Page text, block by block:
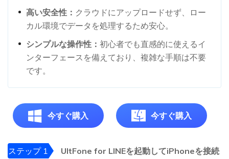
高い安全性： クラウドにアップロードせず、ロー
カル環境でデータを処理するため安心。
シンプルな操作性： 初心者でも直感的に使えるイ
ンターフェースを備えており、複雑な手順は不要
です。
今すぐ購入 今すぐ購入
ステップ 1
UltFone for LINEを起動してiPhoneを接続